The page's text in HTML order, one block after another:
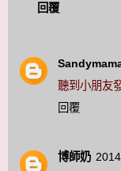
回覆
聽到小朋友
回覆
博師奶